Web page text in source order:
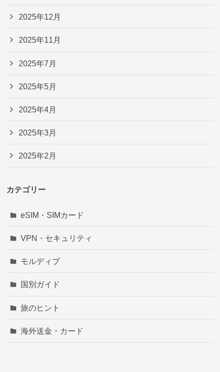
2025年12月
2025年11月
2025年7月
2025年5月
2025年4月
2025年3月
2025年2月
カテゴリー
eSIM・SIMカード
VPN・セキュリティ
モルディブ
国別ガイド
旅のヒント
海外送金・カード